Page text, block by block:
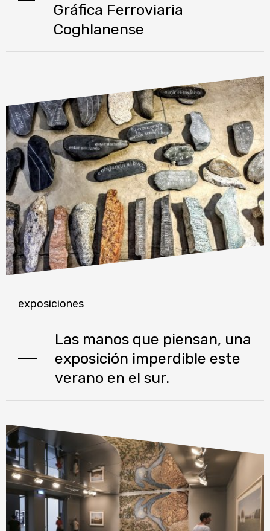
Gráfica Ferroviaria
Coghlanense
exposiciones
Las manos que piensan, una
exposición imperdible este
verano en el sur.